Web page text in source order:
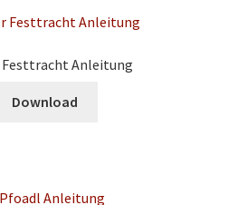
Festtracht Anleitung
Download